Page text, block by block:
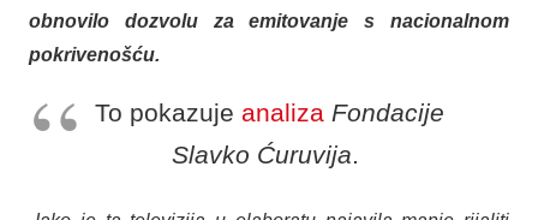
obnovilo dozvolu za emitovanje s nacionalnom
pokrivenošću.
To pokazuje analiza Fondacije
Slavko Ćuruvija.